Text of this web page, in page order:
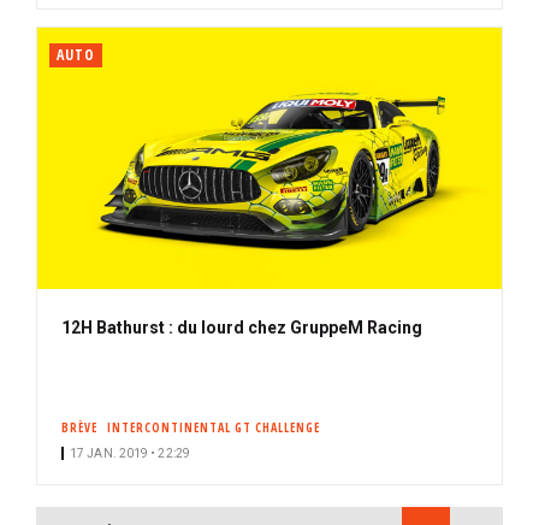
AUTO
12H Bathurst : du lourd chez GruppeM Racing
BRÈVE INTERCONTINENTAL GT CHALLENGE
17 JAN. 2019 • 22:29